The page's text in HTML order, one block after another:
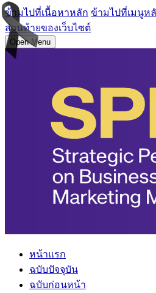
ข้ามไปที่เนื้อหาหลัก ข้ามไปที่เมนูห
ส่วนท้ายของเว็บไซต์
Open Menu
หน้าแรก
ฉบับปัจจุบัน
ฉบับก่อนหน้า